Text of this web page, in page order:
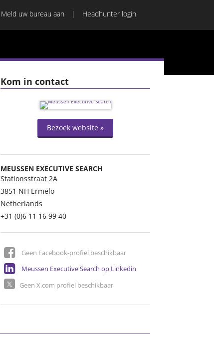
Meld uw bureau aan Headhunter login
Kom in contact
Bezoek website »
MEUSSEN EXECUTIVE SEARCH
Stationsstraat 2A
3851 NH Ermelo
Netherlands
+31 (0)6 11 16 99 40
Geen Facebook-profiel beschikbaar
Meussen Executive Search op Linkedin
Geen X.com profiel beschikbaar